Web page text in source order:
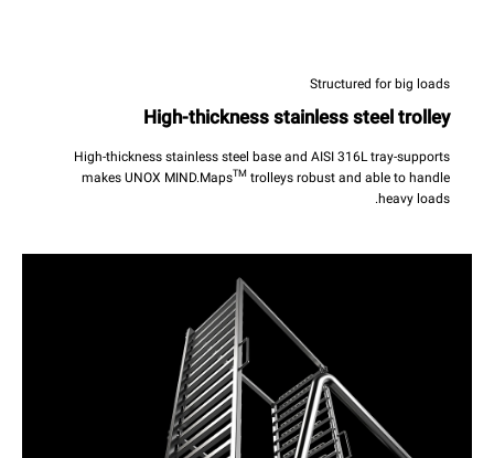
Structured for big loads
High-thickness stainless steel trolley
High-thickness stainless steel base and AISI 316L tray-supports
makes UNOX MIND.MapsTM trolleys robust and able to handle
heavy loads.